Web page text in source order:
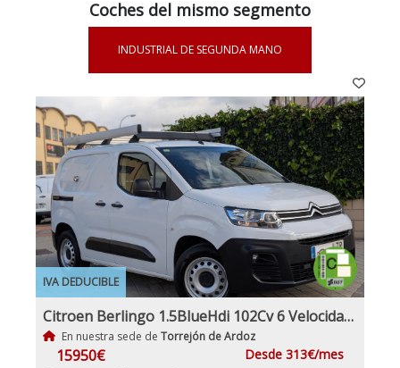
Coches del mismo segmento
INDUSTRIAL DE SEGUNDA MANO
IVA DEDUCIBLE
Citroen Berlingo 1.5BlueHdi 102Cv 6 Velocidades Etiqueta C IVA y Garantía Incl Nacional Historial mantenimiento
En nuestra sede de Torrejón de Ardoz
15950€ Desde 313€/mes